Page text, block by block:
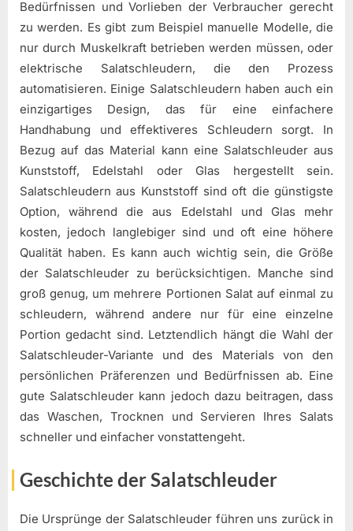
Bedürfnissen und Vorlieben der Verbraucher gerecht
zu werden. Es gibt zum Beispiel manuelle Modelle, die
nur durch Muskelkraft betrieben werden müssen, oder
elektrische Salatschleudern, die den Prozess
automatisieren. Einige Salatschleudern haben auch ein
einzigartiges Design, das für eine einfachere
Handhabung und effektiveres Schleudern sorgt. In
Bezug auf das Material kann eine Salatschleuder aus
Kunststoff, Edelstahl oder Glas hergestellt sein.
Salatschleudern aus Kunststoff sind oft die günstigste
Option, während die aus Edelstahl und Glas mehr
kosten, jedoch langlebiger sind und oft eine höhere
Qualität haben. Es kann auch wichtig sein, die Größe
der Salatschleuder zu berücksichtigen. Manche sind
groß genug, um mehrere Portionen Salat auf einmal zu
schleudern, während andere nur für eine einzelne
Portion gedacht sind. Letztendlich hängt die Wahl der
Salatschleuder-Variante und des Materials von den
persönlichen Präferenzen und Bedürfnissen ab. Eine
gute Salatschleuder kann jedoch dazu beitragen, dass
das Waschen, Trocknen und Servieren Ihres Salats
schneller und einfacher vonstattengeht.
Geschichte der Salatschleuder
Die Ursprünge der Salatschleuder führen uns zurück in